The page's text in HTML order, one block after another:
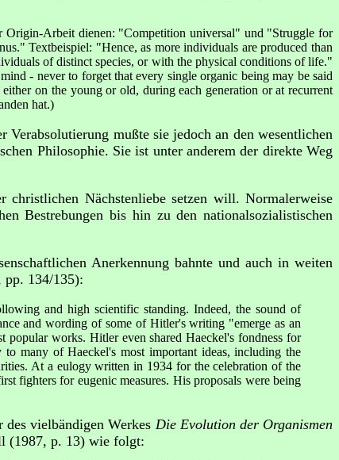
Origin-Arbeit dienen: "Competition universal" und "Struggle for
Textbeispiel: "Hence, as more individuals are produced than
of distinct species, or with the physical conditions of life."
- never to forget that every single organic being may be said
on the young or old, during each generation or at recurrent
hat.)
mußte sie jedoch an den wesentlichen
Philosophie. Sie ist unter anderem der direkte Weg
Nächstenliebe setzen will. Normalerweise
Bestrebungen bis hin zu den nationalsozialistischen
Anerkennung bahnte und auch in weiten
pp. 134/135):
and high scientific standing. Indeed, the sound of
and wording of some of Hitler's writing "emerge as an
popular works. Hitler even shared Haeckel's fondness for
many of Haeckel's most important ideas, including the
At a eulogy written in 1934 for the celebration of the
fighters for eugenic measures. His proposals were being
des vielbändigen Werkes Die Evolution der Organismen
(1987, p. 13) wie folgt: